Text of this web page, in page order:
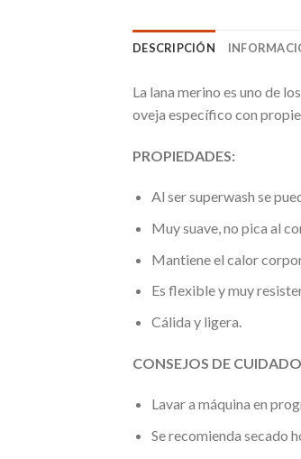
DESCRIPCIÓN
La lana merino es uno de
oveja específico con
PROPIEDADES:
Al ser superwash se
Muy suave, no pica al
Mantiene el calor
Es flexible y muy
Cálida y ligera.
CONSEJOS DE
Lavar a máquina en
Se recomienda secado